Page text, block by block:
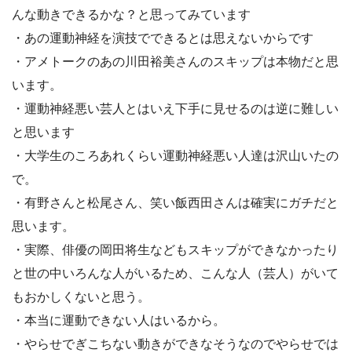
んな動きできるかな？と思ってみています
・あの運動神経を演技でできるとは思えないからです
・アメトークのあの川田裕美さんのスキップは本物だと思
います。
・運動神経悪い芸人とはいえ下手に見せるのは逆に難しい
と思います
・大学生のころあれくらい運動神経悪い人達は沢山いたの
で。
・有野さんと松尾さん、笑い飯西田さんは確実にガチだと
思います。
・実際、俳優の岡田将生などもスキップができなかったり
と世の中いろんな人がいるため、こんな人（芸人）がいて
もおかしくないと思う。
・本当に運動できない人はいるから。
・やらせでぎこちない動きができなそうなのでやらせでは